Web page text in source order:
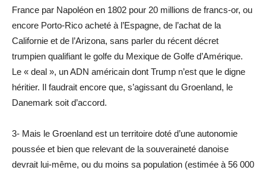
France par Napoléon en 1802 pour 20 millions de francs-or, ou
encore Porto-Rico acheté à l’Espagne, de l’achat de la
Californie et de l’Arizona, sans parler du récent décret
trumpien qualifiant le golfe du Mexique de Golfe d’Amérique.
Le « deal », un ADN américain dont Trump n’est que le digne
héritier. Il faudrait encore que, s’agissant du Groenland, le
Danemark soit d’accord.
3- Mais le Groenland est un territoire doté d’une autonomie
poussée et bien que relevant de la souveraineté danoise
devrait lui-même, ou du moins sa population (estimée à 56 000